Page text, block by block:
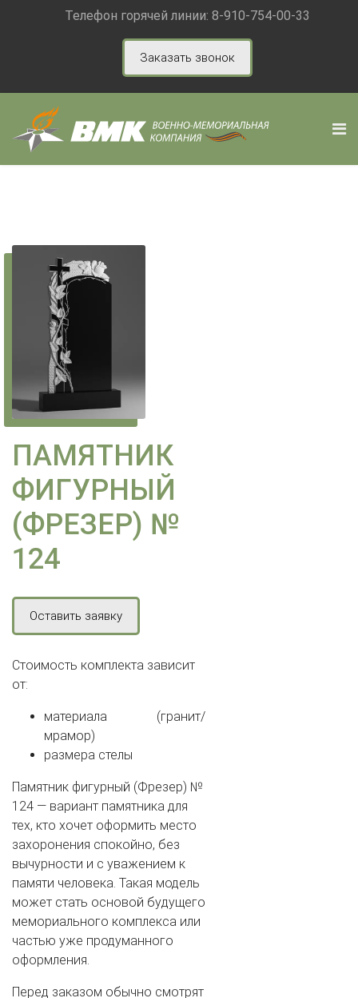
Телефон горячей линии: 8-910-754-00-33
Заказать звонок
ПАМЯТНИК
ФИГУРНЫЙ
(ФРЕЗЕР) №
124
Оставить заявку
Стоимость комплекта зависит
от:
материала (гранит/
мрамор)
размера стелы
Памятник фигурный (Фрезер) №
124 — вариант памятника для
тех, кто хочет оформить место
захоронения спокойно, без
вычурности и с уважением к
памяти человека. Такая модель
может стать основой будущего
мемориального комплекса или
частью уже продуманного
оформления.
Перед заказом обычно смотрят